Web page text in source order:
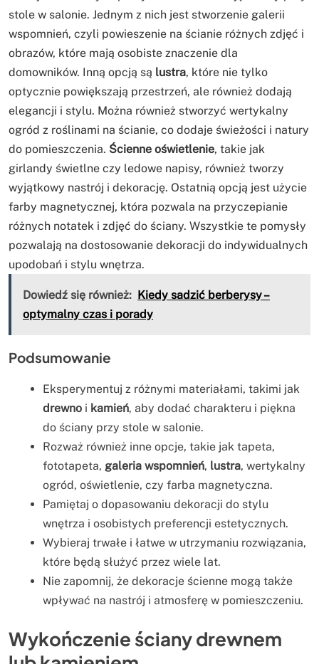
stole w salonie. Jednym z nich jest stworzenie galerii
wspomnień, czyli powieszenie na ścianie różnych zdjęć i
obrazów, które mają osobiste znaczenie dla
domowników. Inną opcją są lustra, które nie tylko
optycznie powiększają przestrzeń, ale również dodają
elegancji i stylu. Można również stworzyć wertykalny
ogród z roślinami na ścianie, co dodaje świeżości i natury
do pomieszczenia. Ścienne oświetlenie, takie jak
girlandy świetlne czy ledowe napisy, również tworzy
wyjątkowy nastrój i dekorację. Ostatnią opcją jest użycie
farby magnetycznej, która pozwala na przyczepianie
różnych notatek i zdjęć do ściany. Wszystkie te pomysły
pozwalają na dostosowanie dekoracji do indywidualnych
upodobań i stylu wnętrza.
Dowiedź się również: Kiedy sadzić berberysy –
optymalny czas i porady
Podsumowanie
Eksperymentuj z różnymi materiałami, takimi jak
drewno i kamień, aby dodać charakteru i piękna
do ściany przy stole w salonie.
Rozważ również inne opcje, takie jak tapeta,
fototapeta, galeria wspomnień, lustra, wertykalny
ogród, oświetlenie, czy farba magnetyczna.
Pamiętaj o dopasowaniu dekoracji do stylu
wnętrza i osobistych preferencji estetycznych.
Wybieraj trwałe i łatwe w utrzymaniu rozwiązania,
które będą służyć przez wiele lat.
Nie zapomnij, że dekoracje ścienne mogą także
wpływać na nastrój i atmosferę w pomieszczeniu.
Wykończenie ściany drewnem